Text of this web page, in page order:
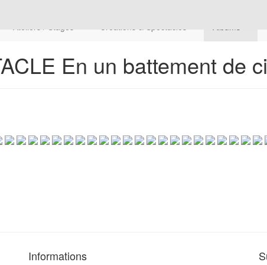
Ateliers / Stages Créations & Spectacles Albums
En un battement de
Informations